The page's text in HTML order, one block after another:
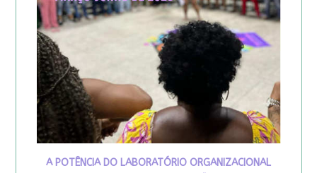
A POTÊNCIA DO LABORATÓRIO ORGANIZACIONAL